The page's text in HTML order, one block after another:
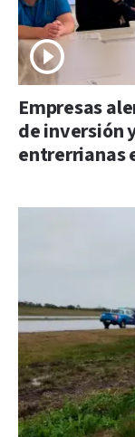
Empresas
de inversión
entrerrianas